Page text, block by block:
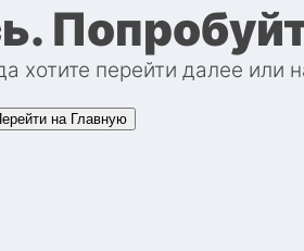
хотите перейти далее или
на Главную